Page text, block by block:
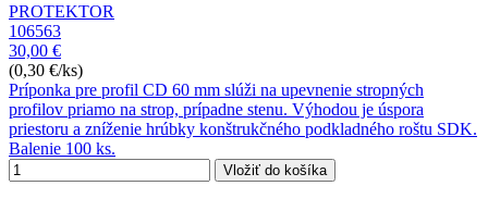
PROTEKTOR
106563
30,00 €
(0,30 €/ks)
Príponka pre profil CD 60 mm slúži na upevnenie stropných
profilov priamo na strop, prípadne stenu. Výhodou je úspora
priestoru a zníženie hrúbky konštrukčného podkladného roštu SDK.
Balenie 100 ks.
Vložiť do košíka